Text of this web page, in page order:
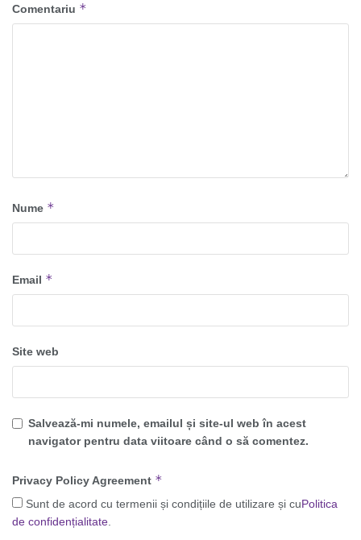
Comentariu *
Nume *
Email *
Site web
Salvează-mi numele, emailul și site-ul web în acest
navigator pentru data viitoare când o să comentez.
Privacy Policy Agreement *
Sunt de acord cu termenii și condițiile de utilizare și cuPolitica
de confidențialitate.